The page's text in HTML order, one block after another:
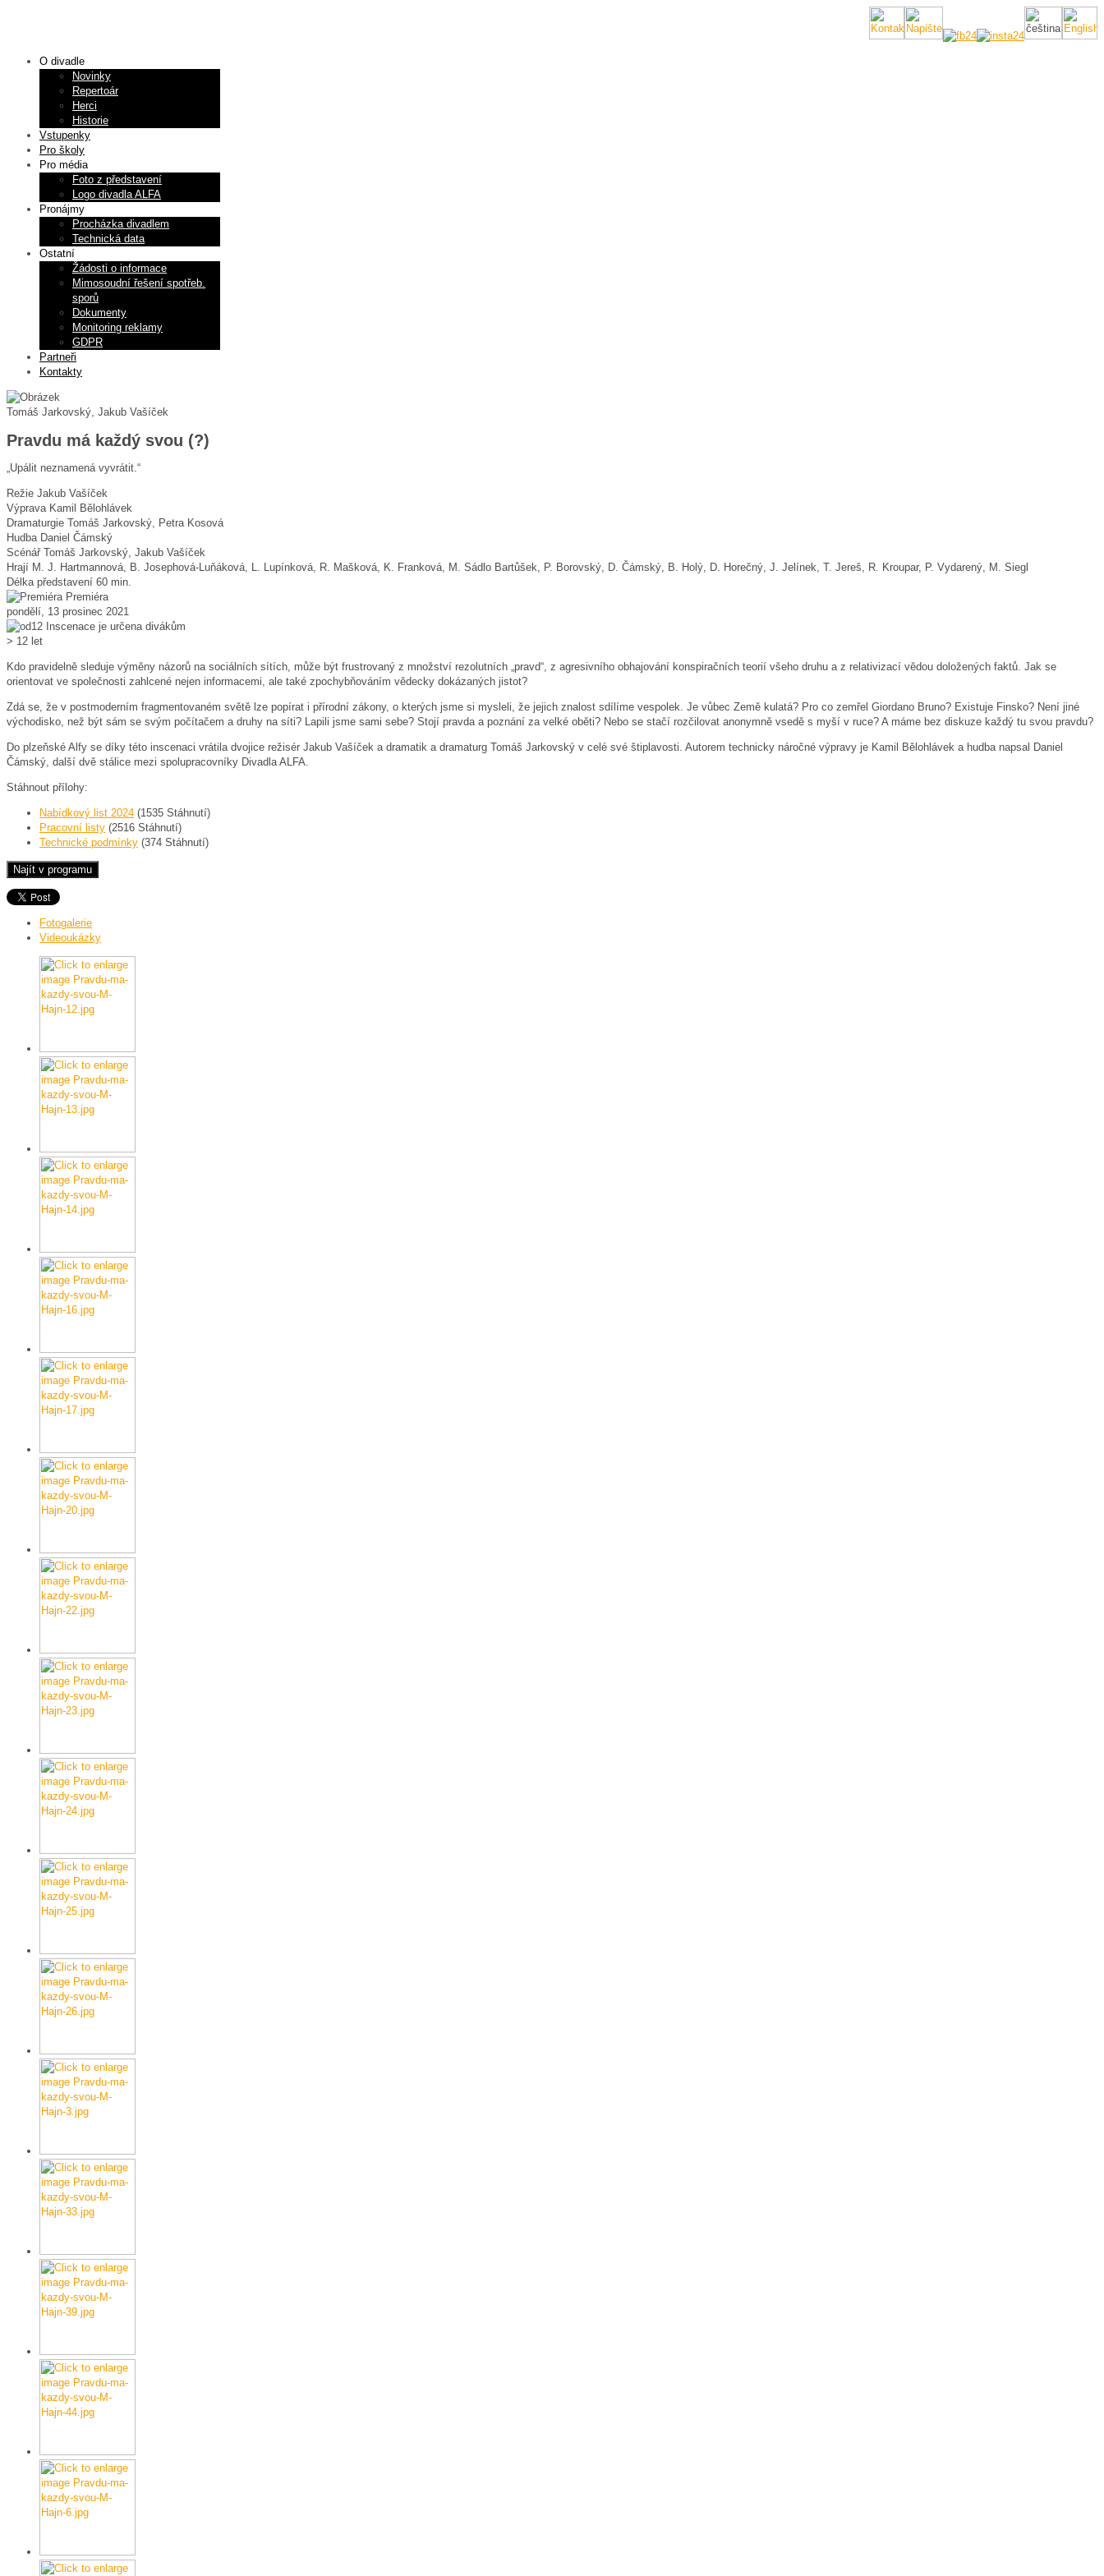
O divadle
Novinky
Repertoár
Herci
Historie
Vstupenky
Pro školy
Pro média
Foto z představení
Logo divadla ALFA
Pronájmy
Procházka divadlem
Technická data
Ostatní
Žádosti o informace
Mimosoudní řešení spotřeb.
sporů
Dokumenty
Monitoring reklamy
GDPR
Partneři
Kontakty
Tomáš Jarkovský, Jakub Vašíček
Pravdu má každý svou (?)
„Upálit neznamená vyvrátit.“
Režie Jakub Vašíček
Výprava Kamil Bělohlávek
Dramaturgie Tomáš Jarkovský, Petra Kosová
Hudba Daniel Čámský
Scénář Tomáš Jarkovský, Jakub Vašíček
Hrají M. J. Hartmannová, B. Josephová-Luňáková, L. Lupínková, R. Mašková, K. Franková, M. Sádlo Bartůšek, P. Borovský, D. Čámský, B. Holý, D. Horečný, J. Jelínek, T. Jereš, R. Kroupar, P. Vydarený, M. Siegl
Délka představení 60 min.
Premiéra
pondělí, 13 prosinec 2021
Inscenace je určena divákům
> 12 let
Kdo pravidelně sleduje výměny názorů na sociálních sítích, může být frustrovaný z množství rezolutních „pravd“, z agresivního obhajování konspiračních teorií všeho druhu a z relativizací vědou doložených faktů. Jak se
orientovat ve společnosti zahlcené nejen informacemi, ale také zpochybňováním vědecky dokázaných jistot?
Zdá se, že v postmoderním fragmentovaném světě lze popírat i přírodní zákony, o kterých jsme si mysleli, že jejich znalost sdílíme vespolek. Je vůbec Země kulatá? Pro co zemřel Giordano Bruno? Existuje Finsko? Není jiné
východisko, než být sám se svým počítačem a druhy na síti? Lapili jsme sami sebe? Stojí pravda a poznání za velké oběti? Nebo se stačí rozčilovat anonymně vsedě s myší v ruce? A máme bez diskuze každý tu svou pravdu?
Do plzeňské Alfy se díky této inscenaci vrátila dvojice režisér Jakub Vašíček a dramatik a dramaturg Tomáš Jarkovský v celé své štiplavosti. Autorem technicky náročné výpravy je Kamil Bělohlávek a hudba napsal Daniel
Čámský, další dvě stálice mezi spolupracovníky Divadla ALFA.
Stáhnout přílohy:
Nabídkový list 2024 (1535 Stáhnutí)
Pracovní listy (2516 Stáhnutí)
Technické podmínky (374 Stáhnutí)
Fotogalerie
Videoukázky